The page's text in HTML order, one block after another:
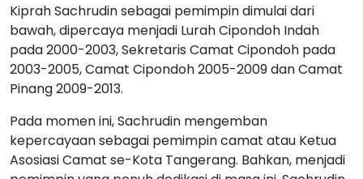
Kiprah Sachrudin sebagai pemimpin dimulai dari
bawah, dipercaya menjadi Lurah Cipondoh Indah
pada 2000-2003, Sekretaris Camat Cipondoh pada
2003-2005, Camat Cipondoh 2005-2009 dan Camat
Pinang 2009-2013.
Pada momen ini, Sachrudin mengemban
kepercayaan sebagai pemimpin camat atau Ketua
Asosiasi Camat se-Kota Tangerang. Bahkan, menjadi